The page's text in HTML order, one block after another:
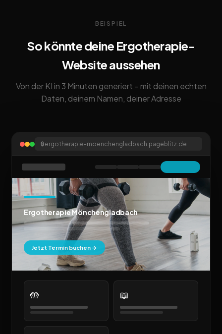
BEISPIEL
So könnte deine Ergotherapie-
Website aussehen
Von der KI in 3 Minuten generiert – mit deinen echten
Daten, deinem Namen, deiner Adresse
🔒ergotherapie-moenchengladbach.pageblitz.de
Ergotherapie Mönchengladbach
Jetzt Termin buchen →
🤲 📖